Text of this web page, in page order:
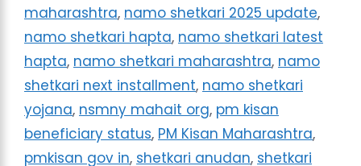
maharashtra, namo shetkari 2025 update,
namo shetkari hapta, namo shetkari latest
hapta, namo shetkari maharashtra, namo
shetkari next installment, namo shetkari
yojana, nsmny mahait org, pm kisan
beneficiary status, PM Kisan Maharashtra,
pmkisan gov in, shetkari anudan, shetkari